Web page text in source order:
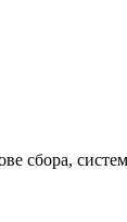
сбора,